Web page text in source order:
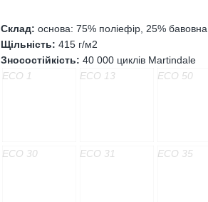
Склад: основа: 75% поліефір, 25%
Щільність: 415 г/м2
Зносостійкість: 40 000 циклів Martindale
ECO 1
ECO 13 ECO 50
ECO 30 ECO 31 ECO 35